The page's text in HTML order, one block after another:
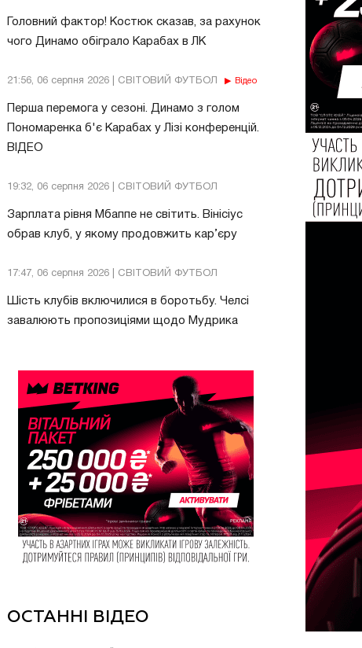
Головний фактор! Костюк сказав, за рахунок
чого Динамо обіграло Карабах в ЛК
21:56, 06 серпня 2026 | СВІТОВИЙ ФУТБОЛ Відео
Перша перемога у сезоні. Динамо з голом
Пономаренка б'є Карабах у Лізі конференцій.
ВІДЕО
19:32, 06 серпня 2026 | СВІТОВИЙ ФУТБОЛ
Зарплата рівня Мбаппе не світить. Вінісіус
обрав клуб, у якому продовжить кар’єру
17:47, 06 серпня 2026 | СВІТОВИЙ ФУТБОЛ
Шість клубів включилися в боротьбу. Челсі
завалюють пропозиціями щодо Мудрика
ОСТАННІ ВІДЕО